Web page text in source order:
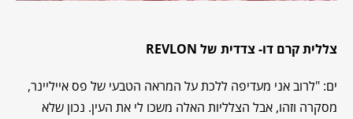
צללית קרם דו- צדדית של REVLON
ים: "לרוב אני מעדיפה ללכת על המראה הטבעי של פס אייליינר,
מסקרה וזהו, אבל הצלליות האלה משכו לי את העין. נכון שלא